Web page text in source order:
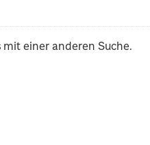
mit einer anderen Suche.